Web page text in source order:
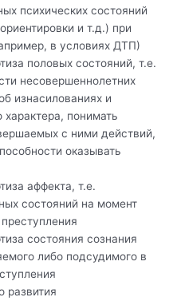
психических состояний
и т.д.) при
в условиях ДТП)
половых состояний, т.е.
несовершеннолетних
изнасилованиях и
характера, понимать
с ними действий,
оказывать
аффекта, т.е.
состояний на момент
состояния сознания
либо подсудимого в
развития